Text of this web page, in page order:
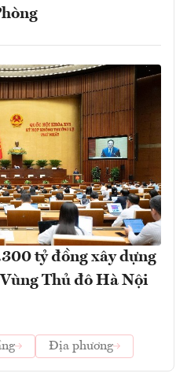
tỷ đồng xây dựng
Thủ đô Hà Nội
Địa phương